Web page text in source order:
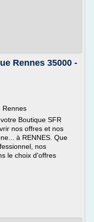
Rennes 35000 -
Rennes
Boutique SFR
nos offres et nos
à RENNES. Que
nos
le choix d'offres